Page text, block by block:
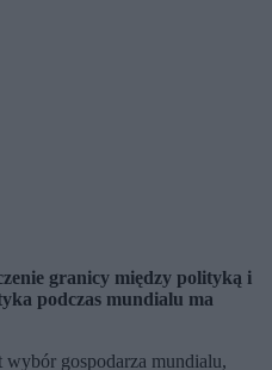
granicy między polityką i
podczas mundialu ma
wybór gospodarza mundialu,